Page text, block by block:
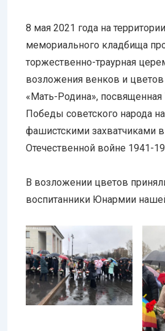
8 мая 2021 года на
мемориального кладбища
торжественно-траурная
возложения венков и
«Мать-Родина»,
Победы советского народа
фашистскими захватчиками
Отечественной войне 1941-
В возложении цветов
воспитанники Юнармии